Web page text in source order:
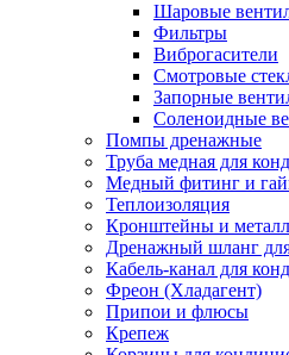
Шаровые
Фильтры
Виброгасители
Смотровые
Запорные
Соленоидные
Помпы дренажные
Труба медная для
Медный фитинг и
Теплоизоляция
Кронштейны и
Дренажный шланг
Кабель-канал для
Фреон (Хладагент)
Припои и флюсы
Крепеж